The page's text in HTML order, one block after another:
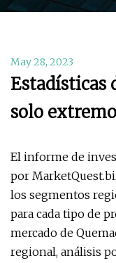
May 28, 2023
Estadísticas
solo
El informe de
por
los segmentos
para cada tipo de
mercado de
regional, análisis